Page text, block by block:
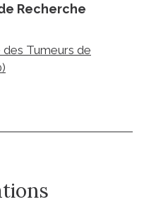
Recherche
Tumeurs de